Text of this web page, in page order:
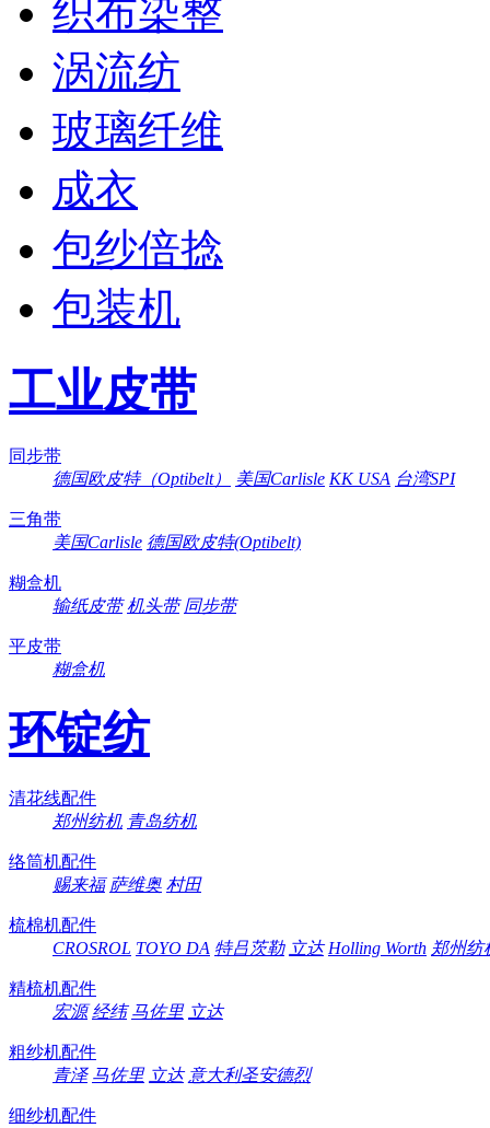
织布染整
涡流纺
玻璃纤维
成衣
包纱倍捻
包装机
工业皮带
同步带
德国欧皮特（Optibelt）
美国Carlisle KK USA 台湾SPI
三角带
美国Carlisle 德国欧皮特(Optibelt)
糊盒机
输纸皮带 机头带 同步带
平皮带
糊盒机
环锭纺
清花线配件
郑州纺机 青岛纺机
络筒机配件
赐来福 萨维奥 村田
梳棉机配件
CROSROL TOYO DA 特吕茨勒 立达 Holling Worth 郑州纺
精梳机配件
宏源 经纬 马佐里 立达
粗纱机配件
青泽 马佐里 立达 意大利圣安德烈
细纱机配件